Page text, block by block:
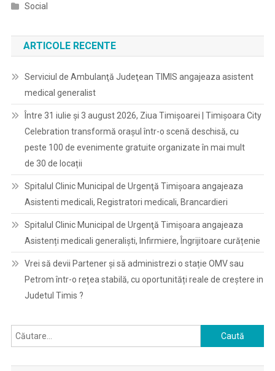
Social
ARTICOLE RECENTE
Serviciul de Ambulanţă Judeţean TIMIS angajeaza asistent
medical generalist
Între 31 iulie și 3 august 2026, Ziua Timișoarei | Timișoara City
Celebration transformă orașul într-o scenă deschisă, cu
peste 100 de evenimente gratuite organizate în mai mult
de 30 de locații
Spitalul Clinic Municipal de Urgenţă Timişoara angajeaza
Asistenti medicali, Registratori medicali, Brancardieri
Spitalul Clinic Municipal de Urgenţă Timişoara angajeaza
Asistenți medicali generaliști, Infirmiere, Îngrijitoare curățenie
Vrei să devii Partener și să administrezi o stație OMV sau
Petrom într-o rețea stabilă, cu oportunități reale de creștere in
Judetul Timis ?
Caută
după: